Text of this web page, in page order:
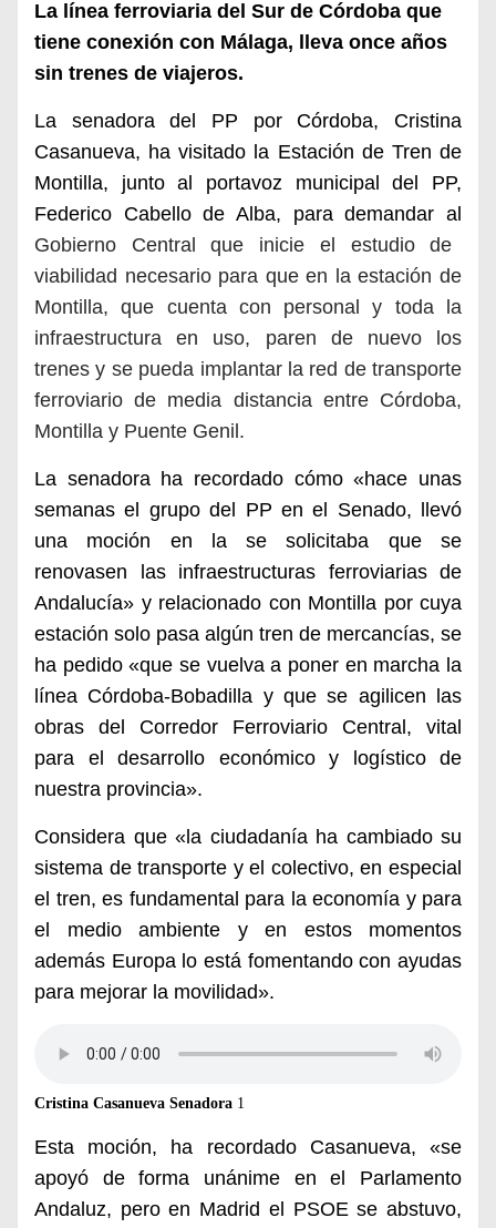
La línea ferroviaria del Sur de Córdoba que
tiene conexión con Málaga, lleva once años
sin trenes de viajeros.
La senadora del PP por Córdoba, Cristina
Casanueva, ha visitado la Estación de Tren de
Montilla, junto al portavoz municipal del PP,
Federico Cabello de Alba, para demandar al
Gobierno Central que inicie el estudio de
viabilidad necesario para que en la estación de
Montilla, que cuenta con personal y toda la
infraestructura en uso, paren de nuevo los
trenes y se pueda implantar la red de transporte
ferroviariode media distancia entre Córdoba,
Montilla y Puente Genil.
La senadora ha recordado cómo «hace unas
semanas el grupo del PP en el Senado, llevó
una moción en la se solicitaba que se
renovasen las infraestructuras ferroviarias de
Andalucía» y relacionado con Montilla por cuya
estación solo pasa algún tren de mercancías, se
ha pedido «que se vuelva a poner en marcha la
línea Córdoba-Bobadilla y que se agilicen las
obras del Corredor Ferroviario Central, vital
para el desarrollo económico y logístico de
nuestra provincia».
Considera que « la ciudadanía ha cambiado su
sistema de transporte y el colectivo, en especial
el tren, es fundamental para la economía y para
el medio ambiente y en estos momentos
además Europa lo está fomentando con ayudas
para mejorar la movilidad».
Cristina Casanueva Senadora 1
Esta moción, ha recordado Casanueva, «se
apoyó de forma unánime en el Parlamento
Andaluz, pero en Madrid el PSOE se abstuvo,